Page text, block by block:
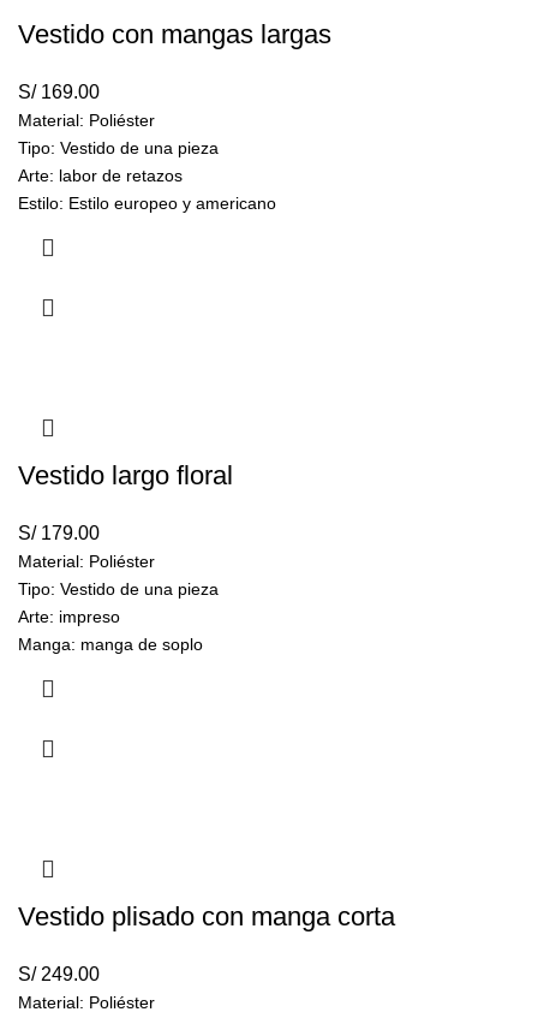
Vestido con mangas largas
S/169.00
Material: Poliéster
Tipo: Vestido de una pieza
Arte: labor de retazos
Estilo: Estilo europeo y americano
Vestido largo floral
S/179.00
Material: Poliéster
Tipo: Vestido de una pieza
Arte: impreso
Manga: manga de soplo
Peso:
Vestido plisado con manga corta
S/249.00
Material: Poliéster